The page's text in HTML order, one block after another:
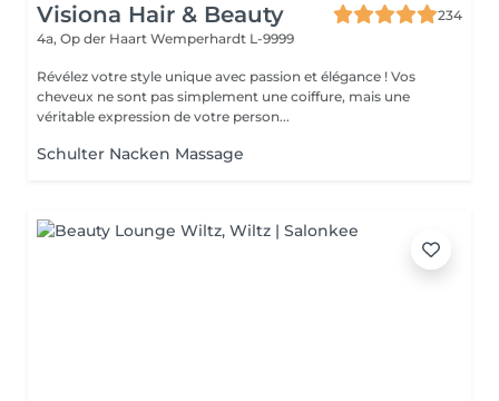
Visiona Hair & Beauty
234
4a, Op der Haart Wemperhardt L-9999
Révélez votre style unique avec passion et élégance ! Vos
cheveux ne sont pas simplement une coiffure, mais une
véritable expression de votre person...
Schulter Nacken Massage